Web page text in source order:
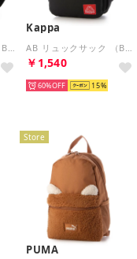
Kappa
￥1,540
60% 15
Store
PUMA